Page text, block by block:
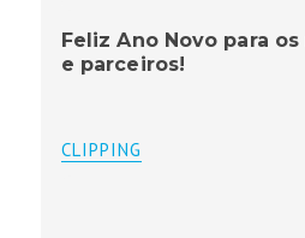
Feliz Ano Novo para
e parceiros!
CLIPPING